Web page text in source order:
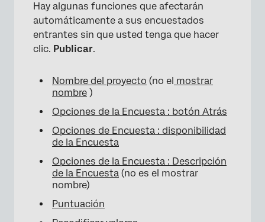
Hay algunas funciones que afectarán
automáticamente a sus encuestados
entrantes sin que usted tenga que hacer
clic. Publicar.
Nombre del proyecto (no el mostrar
nombre )
Opciones de la Encuesta : botón Atrás
Opciones de Encuesta : disponibilidad
de la Encuesta
Opciones de la Encuesta : Descripción
de la Encuesta (no es el mostrar
nombre)
Puntuación